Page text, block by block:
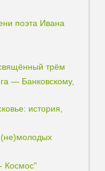
поэта Ивана
трём
— Банковскому,
история,
(не)молодых
Космос"